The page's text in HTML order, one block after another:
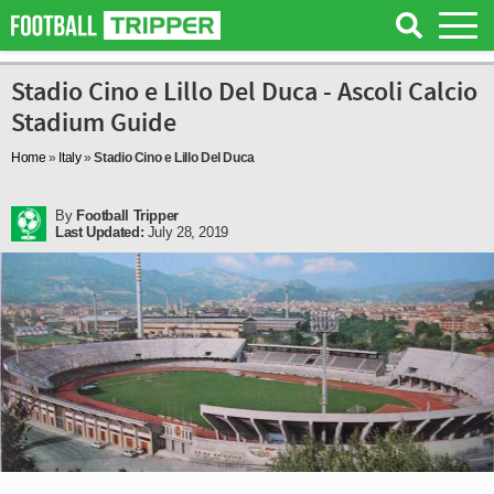
Stadio Cino e Lillo Del Duca - Ascoli Calcio
Stadium Guide
Home » Italy»Stadio Cino e Lillo Del Duca
By Football Tripper
Last Updated: July 28, 2019